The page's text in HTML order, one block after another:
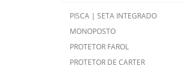
PISCA | SETA INTEGRADO
MONOPOSTO
PROTETOR FAROL
PROTETOR DE CARTER